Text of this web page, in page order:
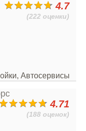
4.7
(222 оценки)
Автосервисы
4.71
(188 оценок)